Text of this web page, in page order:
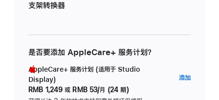
支架转换器
是否要添加 AppleCare+ 服务计划？
AppleCare+ 服务计划 (适用于 Studio
Display)
RMB 1,249 或 RMB 53/月 (24 期)
添加